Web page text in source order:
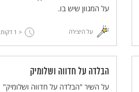
על המגוון שיש בו.
על היצירה < 1 דקות
הבלדה על חדווה ושלומיק
על השיר "הבלדה על חדווה ושלומיק"